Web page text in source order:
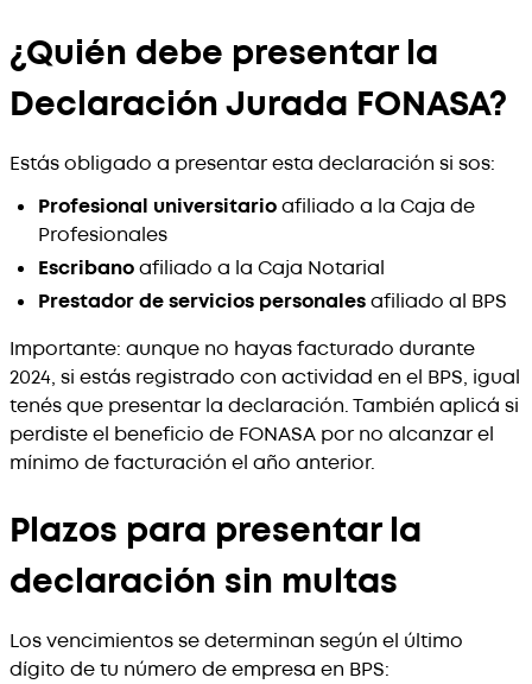
¿Quién debe presentar la
Declaración Jurada FONASA?
Estás obligado a presentar esta declaración si sos:
Profesional universitarioafiliado a la Caja de
Profesionales
Escribanoafiliado a la Caja Notarial
Prestador de servicios personalesafiliado al BPS
Importante: aunque no hayas facturado durante
2024, si estás registrado con actividad en el BPS, igual
tenés que presentar la declaración. También aplicá si
perdiste el beneficio de FONASA por no alcanzar el
mínimo de facturación el año anterior.
Plazos para presentar la
declaración sin multas
Los vencimientos se determinan según el último
dígito de tu número de empresa en BPS: